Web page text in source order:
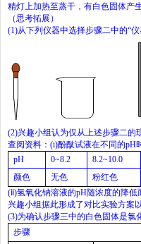
精灯上加热至蒸干，有白色固体产生
（思考拓展）
(1)从下列仪器中选择步骤二中的“
(2)兴趣小组认为仅从上述步骤二的
查阅资料： (i)酚酞试液在不同的pH
pH
0~8.2 8.2~10.0
颜色
无色 粉红色
(ⅱ)氢氧化钠溶液的pH随浓度的降低
兴趣小组据此形成了对比实验方案
(3)为确认步骤三中的白色固体是氯
步骤